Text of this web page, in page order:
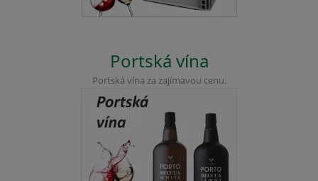
Portská vína
Portská vína za zajímavou cenu.